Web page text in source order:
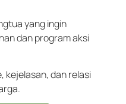
yang ingin
dan program aksi
kejelasan, dan relasi